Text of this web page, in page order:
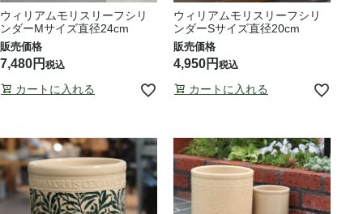
ウィリアムモリスリーフシリ
ンダーMサイズ直径24cm
7,480 税込
カートに入れる
ウィリアムモリスリーフシリ
ンダーSサイズ直径20cm
4,950 税込
カートに入れる